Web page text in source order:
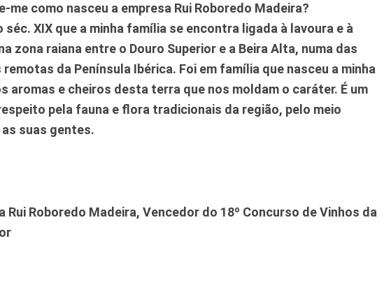
me como nasceu a empresa Rui Roboredo Madeira?
séc. XIX que a minha família se encontra ligada à lavoura e à
zona raiana entre o Douro Superior e a Beira Alta, numa das
remotas da Península Ibérica. Foi em família que nasceu a minha
aromas e cheiros desta terra que nos moldam o caráter. É um
pela fauna e flora tradicionais da região, pelo meio
suas gentes.
Rui Roboredo Madeira, Vencedor do 18º Concurso de Vinhos da